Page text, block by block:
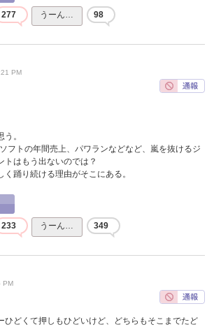
277 うーん… 98
PM
う。
フトの年間売上、パワランなどなど、嵐を抜けるジ
トはもう出ないのでは？
く踊り続ける理由がそこにある。
233 うーん… 349
PM
ひどくて押しもひどいけど、どちらもそこまでたど